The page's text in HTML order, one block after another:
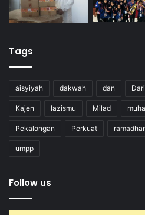
Tags
aisyiyah dakwah dan Dari
Kajen lazismu Milad
Pekalongan Perkuat
umpp
Follow us